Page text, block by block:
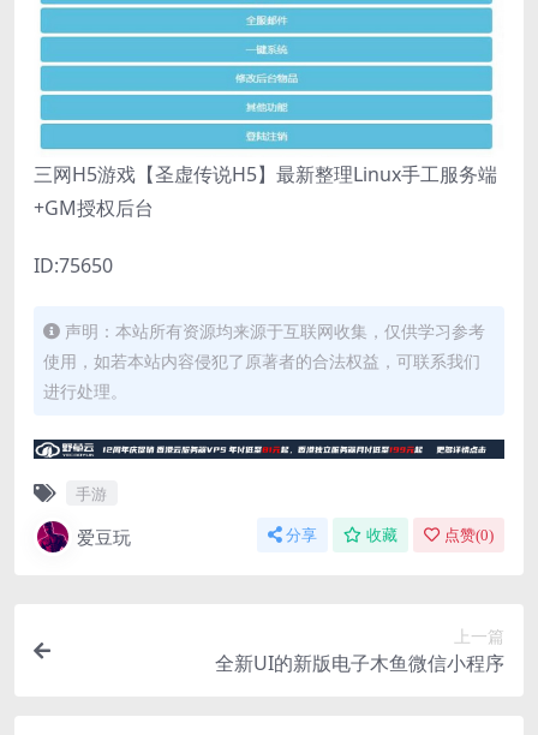
三网H5游戏【圣虚传说H5】最新整理Linux手工服务端
+GM授权后台
ID:75650
声明：本站所有资源均来源于互联网收集，仅供学习参考
使用，如若本站内容侵犯了原著者的合法权益，可联系我们
进行处理。
手游
爱豆玩 分享 收藏 点赞(0)
上一篇
全新UI的新版电子木鱼微信小程序